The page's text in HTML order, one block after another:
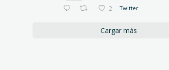
2 Twitter
Cargar más